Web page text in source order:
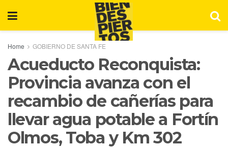
Home GOBIERNO DE SANTA FE
Acueducto Reconquista:
Provincia avanza con el
recambio de cañerías para
llevar agua potable a Fortín
Olmos, Toba y Km 302